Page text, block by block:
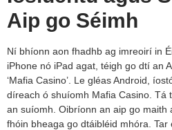
Aip go Séimh
Ní bhíonn aon fhadhb ag imreoirí in
iPhone nó iPad agat, téigh go dtí an
‘Mafia Casino’. Le gléas Android,
díreach ó shuíomh Mafia Casino. Tá
an suíomh. Oibríonn an aip go maith
fhóin bheaga go dtáibléid mhóra.